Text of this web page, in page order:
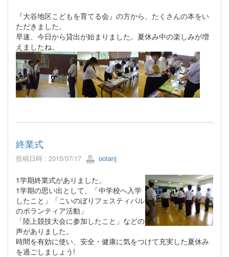
『大谷地区こどもを育てる会』の方から、たくさんの本をい
ただきました。
早速、今日から貸出が始まりました。夏休み中の楽しみが増
えましたね。
終業式
投稿日時 : 2015/07/17 ootanj
1学期終業式がありました。
1学期の思い出として、「中学校へ入学
したこと」「こいのぼりフェスティバル
のボランティア活動」
「陸上競技大会に参加したこと」などの
声がありました。
時間を有効に使い、安全・健康に気をつけて充実した夏休み
を過ごしましょう!